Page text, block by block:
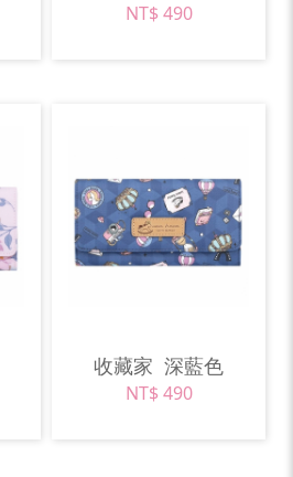
NT$ 490
收藏家 深藍色
NT$ 490